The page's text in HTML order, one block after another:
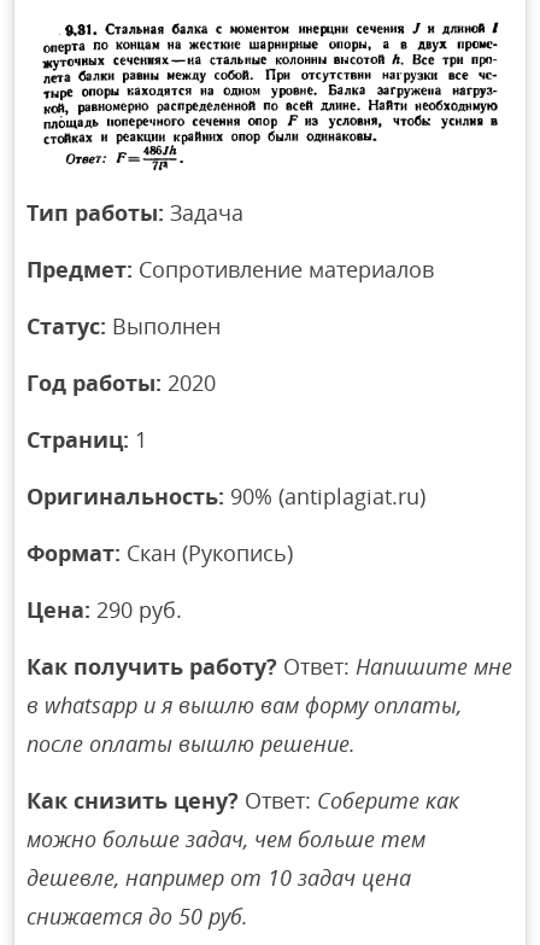
Тип работы: Задача
Предмет: Сопротивление материалов
Статус: Выполнен
Год работы: 2020
Страниц: 1
Оригинальность: 90% (antiplagiat.ru)
Формат: Скан (Рукопись)
Цена: 290 руб.
Как получить работу? Ответ:Напишите мне
в whatsapp и я вышлю вам форму оплаты,
после оплаты вышлю решение.
Как снизить цену? Ответ: Соберите как
можно больше задач, чем больше тем
дешевле, например от 10 задач цена
снижается до 50 руб.